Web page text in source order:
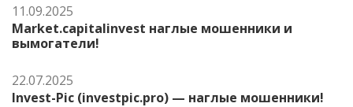
11.09.2025
Market.capitalinvest наглые мошенники и
вымогатели!
22.07.2025
Invest-Pic (investpic.pro) — наглые мошенники!